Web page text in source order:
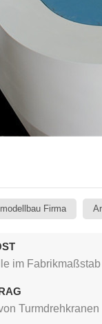
Firma
im Fabrikmaßstab
Turmdrehkranen